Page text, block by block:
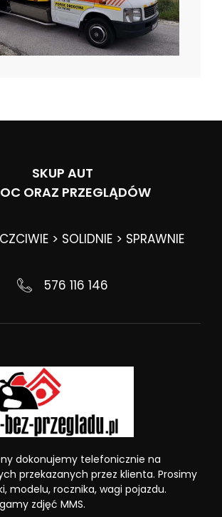
SKUP AUT
ORAZ PRZEGLĄDÓW
> SOLIDNIE > SPRAWNIE
576 116 146
dokonujemy telefonicznie na
przekazanych przez klienta. Prosimy
modelu, rocznika, wagi pojazdu.
zdjęć MMS.